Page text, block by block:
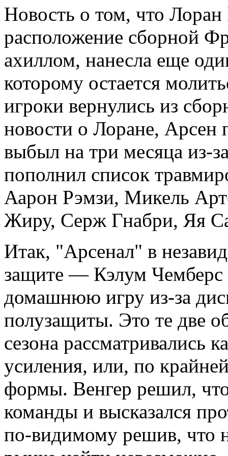
Новость о том, что
расположение сборной
ахиллом, нанесла еще
которому остается
игроки вернулись из
новости о Лоране, Арсен
выбыл на три месяца из-
пополнил список
Аарон Рэмзи, Микель
Жиру, Серж Гнабри, Яя
Итак, "Арсенал" в
защите — Кэлум
домашнюю игру из-за
полузащиты. Это те две
сезона рассматривались
усиления, или, по
формы. Венгер решил,
команды и высказался
по-видимому решив, что